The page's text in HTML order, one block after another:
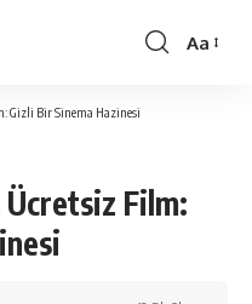
Yazı
Aa
Gizli Bir Sinema Hazinesi
Ücretsiz Film: